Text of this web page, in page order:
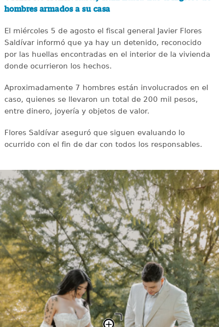
hombres armados a su casa
El miércoles 5 de agosto el fiscal general Javier Flores
Saldívar informó que ya hay un detenido, reconocido
por las huellas encontradas en el interior de la vivienda
donde ocurrieron los hechos.
Aproximadamente 7 hombres están involucrados en el
caso, quienes se llevaron un total de 200 mil pesos,
entre dinero, joyería y objetos de valor.
Flores Saldívar aseguró que siguen evaluando lo
ocurrido con el fin de dar con todos los responsables.